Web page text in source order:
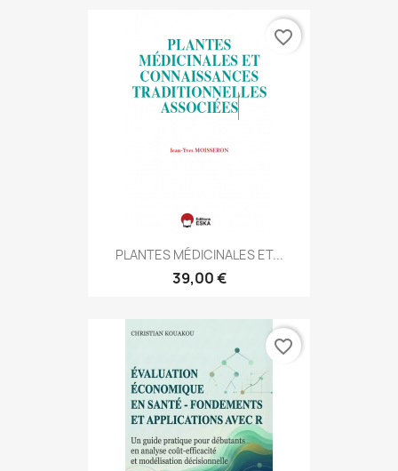
PLANTES MÉDICINALES ET...
39,00 €
favorite_border
favorite_border